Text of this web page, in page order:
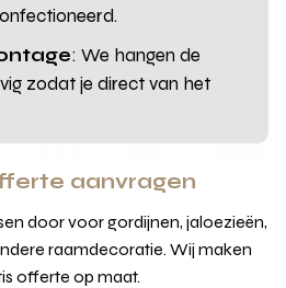
: We hangen de
zodat je direct van het
aanvragen
door voor gordijnen, jaloezieën,
raamdecoratie. Wij maken
offerte op maat.